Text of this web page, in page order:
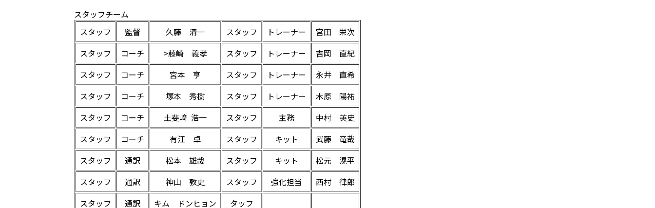
スタッフチーム
スタッフ
監督 久藤 清一 スタッフ トレーナー
宮田 栄次
スタッフ
コーチ >藤崎 義孝 スタッフ トレーナー
吉岡 直紀
スタッフ
コーチ 宮本 亨 スタッフ トレーナー
永井 直希
スタッフ
コーチ 塚本 秀樹 スタッフ トレーナー
木原 陽祐
スタッフ
コーチ 土斐﨑 浩一 スタッフ 主務
中村 英史
スタッフ
コーチ 有江 卓 スタッフ キット
武藤 竜哉
スタッフ
通訳 松本 雄哉 スタッフ キット
松元 滉平
スタッフ
通訳 神山 敦史 スタッフ 強化担当
西村 律郎
スタッフ
通訳 キム ドンヒョン
タッフ